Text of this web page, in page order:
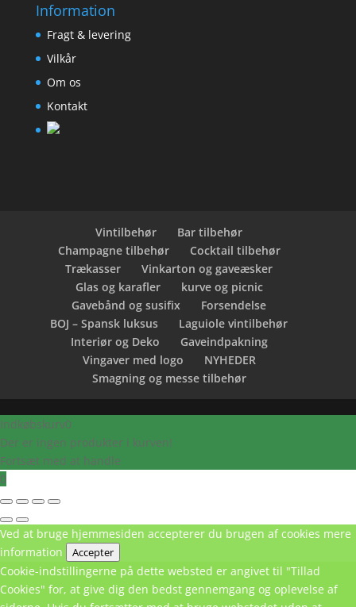
Information
Fragt & levering
Vilkår
Om os
Kontakt
Vintilbehør
Bar tilbehør
Champagne tilbehør
Cocktail tilbehør
Trækasser
Vinkarton og gaveæsker
Glas og karafler
kurve og picnic
Gavebånd og susifix
Forsendelse
BOJ – Spansk luksus
Laguiole vintilbehør
Interiør og Deko
Gaveindpakning
Vingaver med logo
NYHEDER
Smagning og messe tilbehør
Indkøbskurv0
Der er ingen produkter i kurven!
Fortsæt med at handle
0
Ved at bruge hjemmesiden accepterer du brugen af cookies mere
information
Accepter
Cookie-indstillingerne på dette websted er angivet til "Tillad
Cookies" for, at give dig den bedst gennemgang og oplevelse af